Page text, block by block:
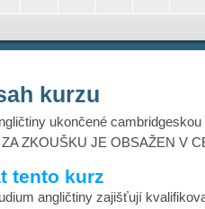
kurzu
ukončené
ZKOUŠKU JE OBSAŽEN V
tento kurz
angličtiny zajišťují